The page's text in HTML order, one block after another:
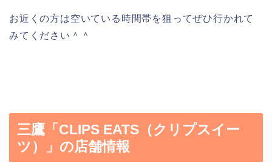
お近くの方は空いている時間帯を狙ってぜひ行かれて
みてください＾＾
三鷹「CLIPS EATS（クリプスイー
ツ）」の店舗情報